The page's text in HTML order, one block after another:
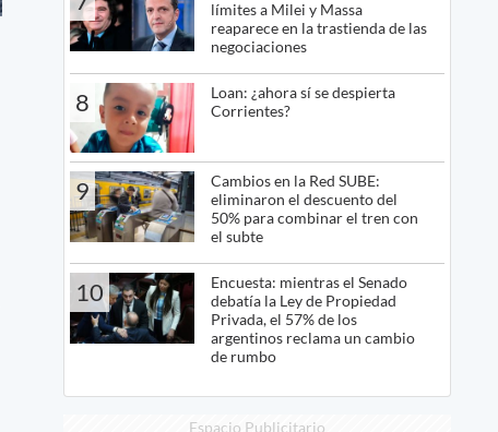
límites a Milei y Massa
reaparece en la trastienda de las
negociaciones
8
Loan: ¿ahora sí se despierta
Corrientes?
9
Cambios en la Red SUBE:
eliminaron el descuento del
50% para combinar el tren con
el subte
10
Encuesta: mientras el Senado
debatía la Ley de Propiedad
Privada, el 57% de los
argentinos reclama un cambio
de rumbo
Espacio Publicitario